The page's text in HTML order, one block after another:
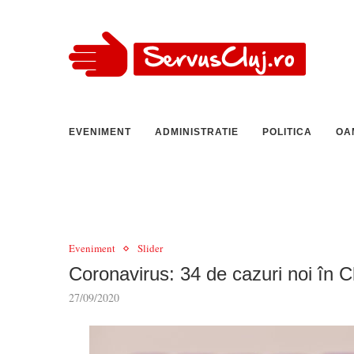
EVENIMENT ADMINISTRATIE POLITICA
Eveniment Slider
Coronavirus: 34 de cazuri noi în
27/09/2020